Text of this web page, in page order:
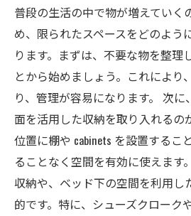
普段の生活の中で物が増えていく
め、限られたスペースをどのよう
ります。まずは、不要な物を整理
とから始めましょう。これにより
り、管理が容易になります。 次
面を活用した収納を取り入れるの
位置に棚や cabinets を設置するこ
ることなく空間を有効に使えます
収納や、ベッド下の空間を利用し
的です。特に、シューズクローク